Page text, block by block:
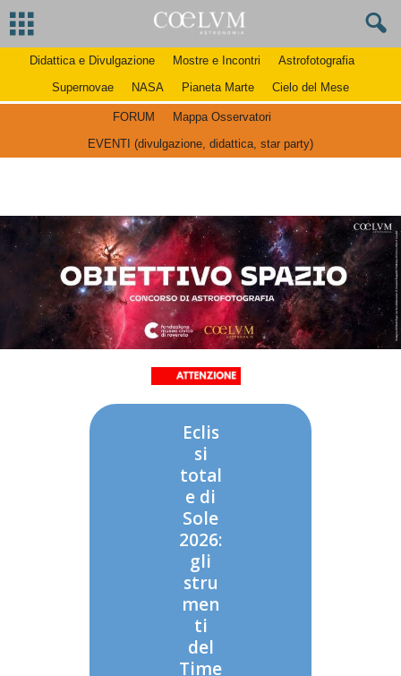
Didattica e Divulgazione Mostre e Incontri
Astrofotografia
Supernovae
NASA Pianeta Marte Cielo del Mese
FORUM
Mappa Osservatori
EVENTI (divulgazione, didattica, star party)
Eclis
si
total
e di
Sole
2026:
gli
stru
men
ti
del
Time